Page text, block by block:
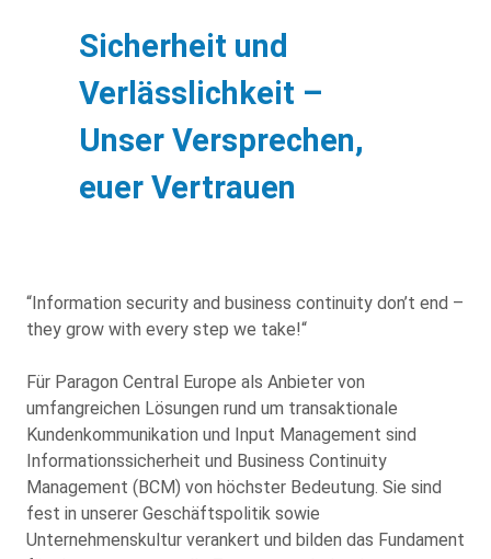
Sicherheit und
Verlässlichkeit –
Unser Versprechen,
euer Vertrauen
“Information security and business continuity don’t end –
they grow with every step we take!“
Für Paragon Central Europe als Anbieter von
umfangreichen Lösungen rund um transaktionale
Kundenkommunikation und Input Management sind
Informationssicherheit und Business Continuity
Management (BCM) von höchster Bedeutung. Sie sind
fest in unserer Geschäftspolitik sowie
Unternehmenskultur verankert und bilden das Fundament